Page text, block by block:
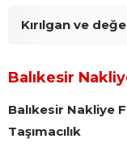
Kırılgan ve
Balıkesir
Balıkesir Nakliye
Taşımacılık